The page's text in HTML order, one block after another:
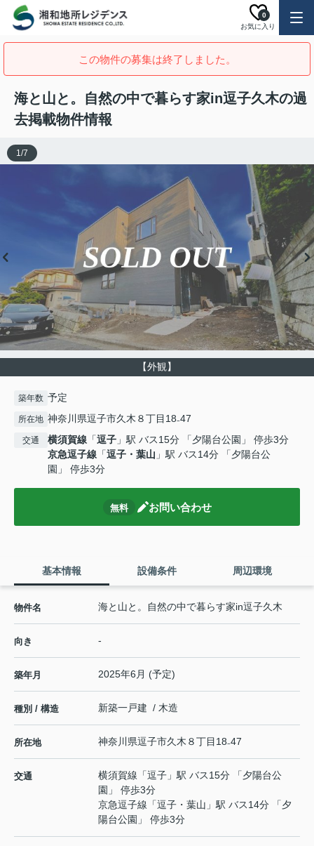
お気に入り
0
この物件の募集は終了しました。
海と山と。自然の中で暮らす家in逗子久木の過
去掲載物件情報
【外観】
1/7
築年数 予定
所在地 神奈川県逗子市久木８丁目18₋47
交通 横須賀線 「逗子 」駅 バス15分 「夕陽台公園」 停歩3分
京急逗子線 「逗子・葉山 」駅 バス14分 「夕陽台公
園」 停歩3分
無料 お問い合わせ
基本情報 設備条件 周辺環境
物件名 海と山と。自然の中で暮らす家in逗子久木
向き -
築年月 2025年6月 (予定)
種別 / 構造 新築一戸建 / 木造
所在地 神奈川県逗子市久木 ８丁目18₋47
交通 横須賀線 「逗子 」駅 バス15分 「夕陽台公
園」 停歩3分
京急逗子線 「逗子・葉山 」駅 バス14分 「夕
陽台公園」 停歩3分